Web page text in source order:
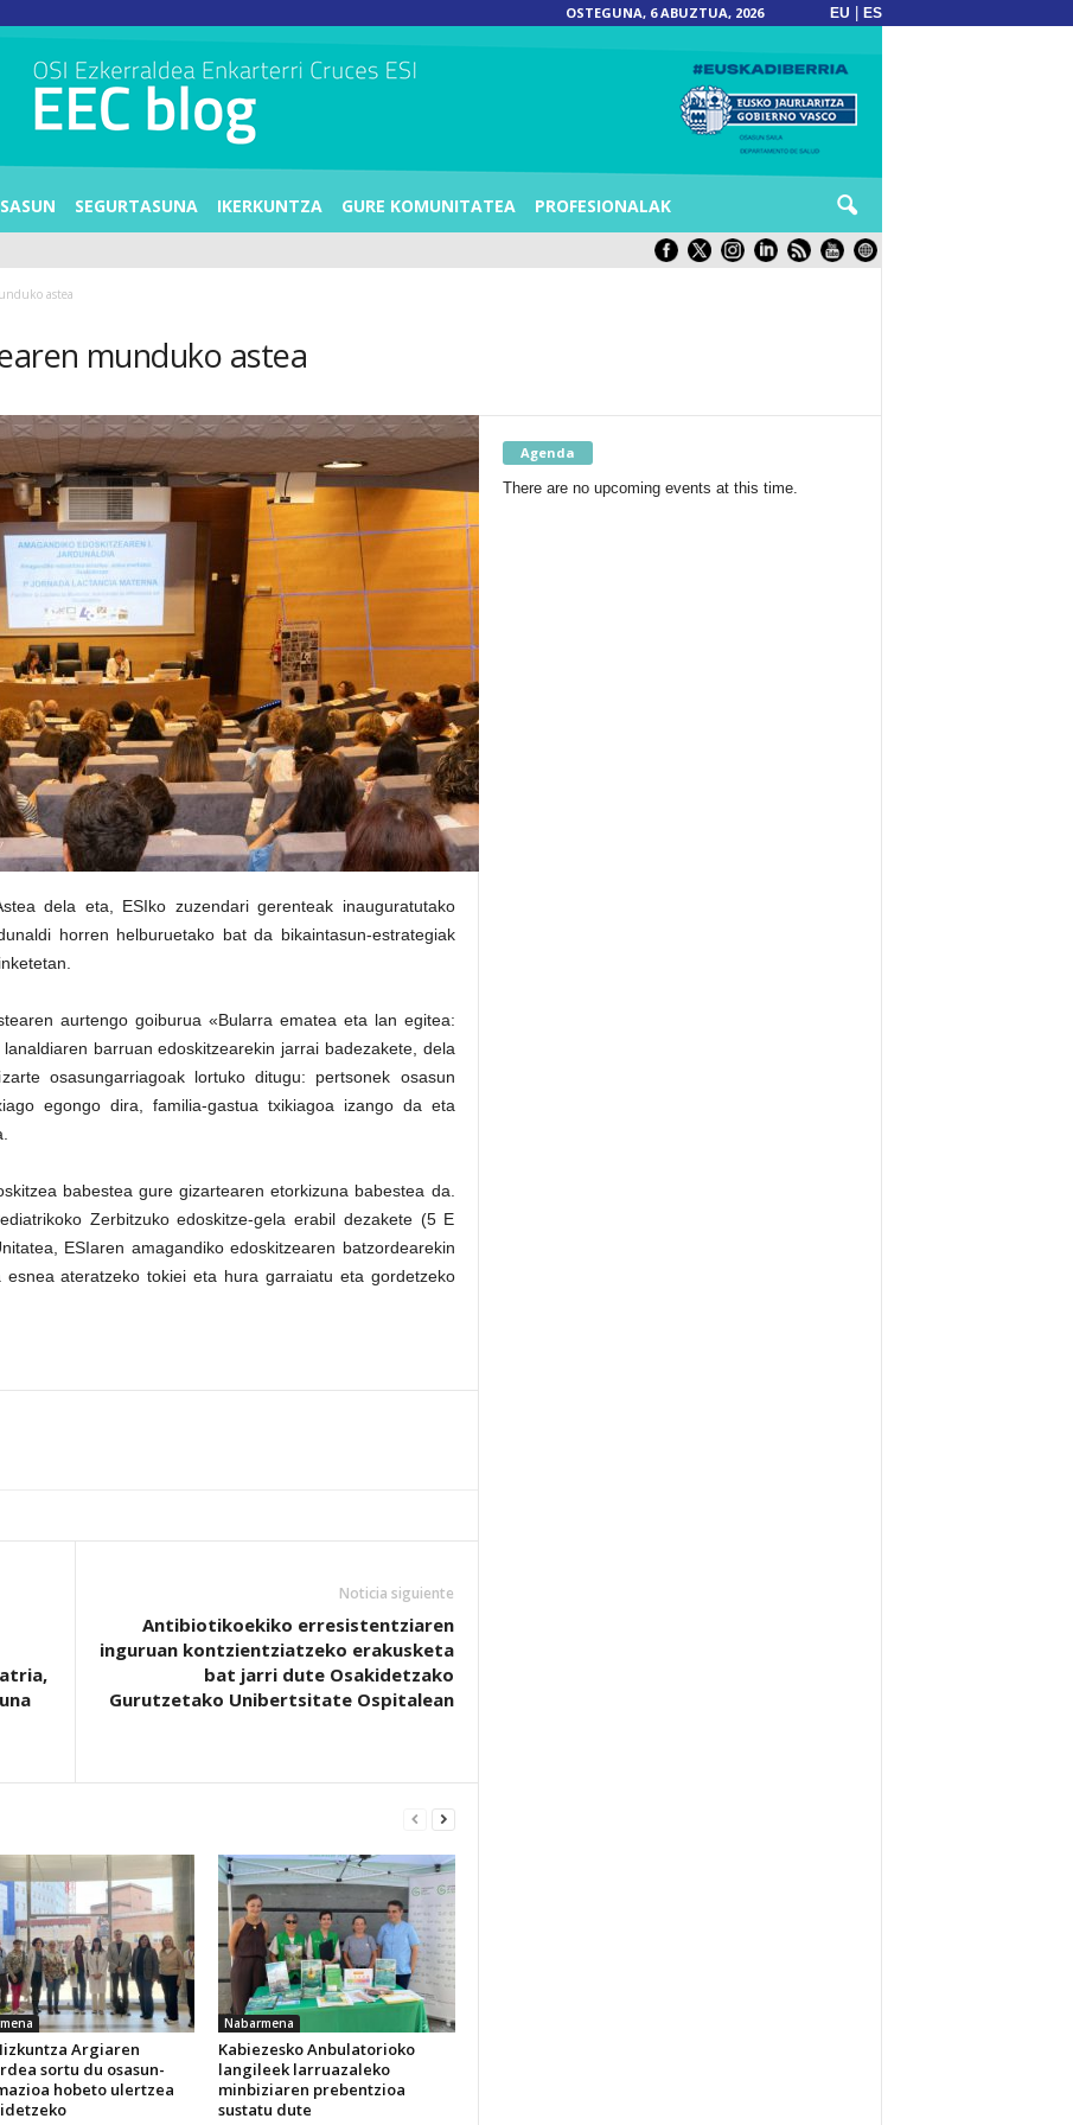
OSTEGUNA, 6 ABUZTUA, 2026 EU ES
SEGURTASUNA IKERKUNTZA GURE KOMUNITATEA PROFESIONALAK
astea
munduko astea
dela eta, ESIko zuzendari gerenteak inauguratutako
horren helburuetako bat da bikaintasun-estrategiak
aurtengo goiburua «Bularra ematea eta lan egitea:
barruan edoskitzearekin jarrai badezakete, dela
osasungarriagoak lortuko ditugu: pertsonek osasun
egongo dira, familia-gastua txikiagoa izango da eta
babestea gure gizartearen etorkizuna babestea da.
Zerbitzuko edoskitze-gela erabil dezakete (5 E
ESIaren amagandiko edoskitzearen batzordearekin
ateratzeko tokiei eta hura garraiatu eta gordetzeko
Noticia siguiente
Antibiotikoekiko erresistentziaren
inguruan kontzientziatzeko erakusketa
bat jarri dute Osakidetzako
Gurutzetako Unibertsitate Ospitalean
Argiaren
sortu du osasun-
hobeto ulertzea
Nabarmena
Kabiezesko Anbulatorioko
langileek larruazaleko
minbiziaren prebentzioa
sustatu dute
Agenda
There are no upcoming events at this time.